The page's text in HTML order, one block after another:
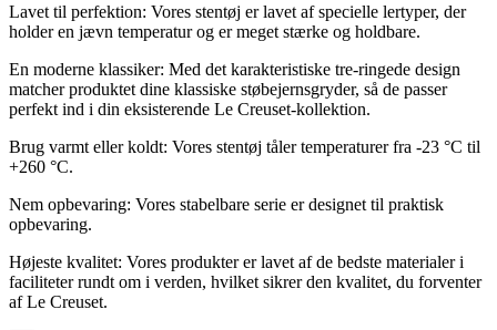
Lavet til perfektion: Vores stentøj er lavet af specielle lertyper, der
holder en jævn temperatur og er meget stærke og holdbare.
En moderne klassiker: Med det karakteristiske tre-ringede design
matcher produktet dine klassiske støbejernsgryder, så de passer
perfekt ind i din eksisterende Le Creuset-kollektion.
Brug varmt eller koldt: Vores stentøj tåler temperaturer fra -23 °C til
+260 °C.
Nem opbevaring: Vores stabelbare serie er designet til praktisk
opbevaring.
Højeste kvalitet: Vores produkter er lavet af de bedste materialer i
faciliteter rundt om i verden, hvilket sikrer den kvalitet, du forventer
af Le Creuset.